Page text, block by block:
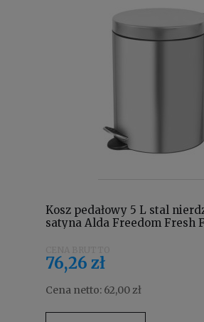
Kosz pedałowy 5 L stal
satyna Alda Freedom Fresh
76,26 zł
Cena netto: 62,00 zł